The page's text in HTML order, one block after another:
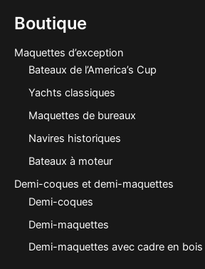
Boutique
Maquettes d’exception
Bateaux de l’America’s Cup
Yachts classiques
Maquettes de bureaux
Navires historiques
Bateaux à moteur
Demi-coques et demi-maquettes
Demi-coques
Demi-maquettes
Demi-maquettes avec cadre en bois